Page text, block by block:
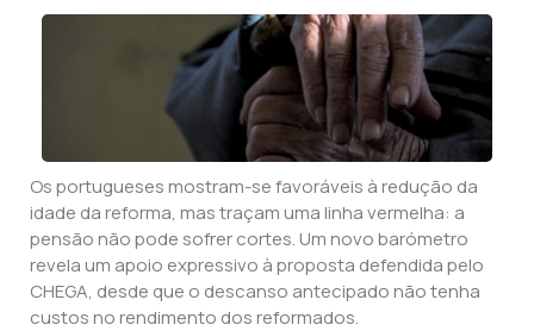
Os portugueses mostram-se favoráveis à redução da
idade da reforma, mas traçam uma linha vermelha: a
pensão não pode sofrer cortes. Um novo barómetro
revela um apoio expressivo à proposta defendida pelo
CHEGA, desde que o descanso antecipado não tenha
custos no rendimento dos reformados.